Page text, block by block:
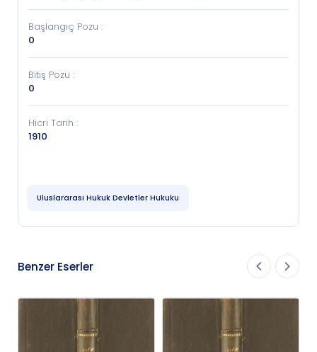
Başlangıç Pozu :
0
Bitiş Pozu :
0
Hicri Tarih :
1910
Uluslararası Hukuk Devletler Hukuku
Benzer Eserler